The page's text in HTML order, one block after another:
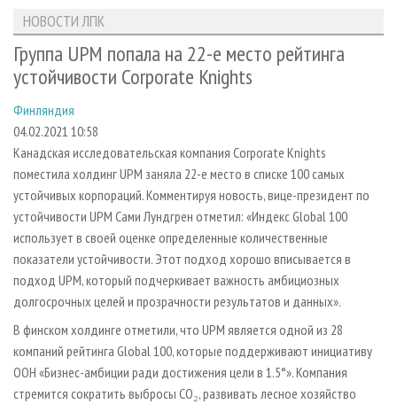
ЛЕСОЗАГОТОВКА
ЛЕСОПИЛЕНИЕ
СУШКА ДРЕВЕСИНЫ
ПРОИЗВОДСТВО ДРЕВЕСНЫХ ПЛИТ
ДЕРЕВЯННОЕ ДОМОСТРОЕНИЕ
ПРОИЗВОДСТВО МЕБЕЛИ
БИОЭНЕРГЕТИКА
ЦБП
ИНСТРУМЕНТ И МАТЕРИАЛЫ
НОВОСТИ ЛПК
НОВОСТИ ЖУРНАЛА
ПРОЕКТЫ ЛПИ
АНАЛИТИКА
ПРЕДПРИЯТИЯ ЛПК
ПЕРСОНЫ
МОБИЛЬНЫЕ ВЫСТАВКИ
ОФИЦИАЛЬНЫЕ ДЕЛЕГАЦИИ
ПРИОРИТЕТНЫЕ ИНВЕСТПРОЕКТЫ
RUSSIAN FORESTRY REVIEW
ГАЗЕТА ЛЕСПРОМФОРУМ
БИБЛИОТЕКА СПЕЦИАЛИСТА
АРХИВ ЖУРНАЛОВ
О ЖУРНАЛЕ
КОНТАКТЫ
РЕКЛАМОДАТЕЛЯМ
РЕКЛАМА
РЕКЛАМА НА САЙТЕ
НОВОСТИ ЛПК
Группа UPM попала на 22-е место рейтинга
устойчивости Corporate Knights
Финляндия
04.02.2021 10:58
Канадская исследовательская компания Corporate Knights
поместила холдинг UPM заняла 22-е место в списке 100 самых
устойчивых корпораций. Комментируя новость, вице-президент по
устойчивости UPM Сами Лундгрен отметил: «Индекс Global 100
использует в своей оценке определенные количественные
показатели устойчивости. Этот подход хорошо вписывается в
подход UPM, который подчеркивает важность амбициозных
долгосрочных целей и прозрачности результатов и данных».
В финском холдинге отметили, что UPM является одной из 28
компаний рейтинга Global 100, которые поддерживают инициативу
ООН «Бизнес-амбиции ради достижения цели в 1.5°». Компания
стремится сократить выбросы CO₂, развивать лесное хозяйство